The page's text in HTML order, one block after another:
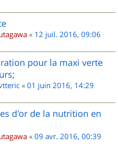
« 12 juil. 2016, 09:06
pour la maxi verte
« 01 juin 2016, 14:29
d'or de la nutrition en
« 09 avr. 2016, 00:39